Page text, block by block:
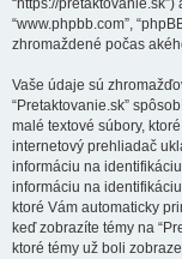
“https://pretaktovanie.sk”)
“www.phpbb.com”,
zhromaždené počas
Vaše údaje sú
“Pretaktovanie.sk”
malé textové súbory,
internetový prehliadač
informáciu na
informáciu na
ktoré Vám automaticky
keď zobrazíte témy na
ktoré témy už boli